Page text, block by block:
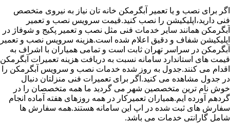
اگر برای نصب و یا تعمیر آبگرمکن خانه تان نیاز به نیروی متخصص
فنی دارید،اپلیکیشن را نصب کنید.قیمت سرویس نصب و تعمیر
آبگرمکن همانند سایر خدمات فنی مثل نصب و تعمیر پکیج و شوفاژ در
اپلیکیشن شفاف و دقیق اعلام شده است.هزینه سرویس نصب و تعمیر
آبگرمکن در سراسر تهران ثابت است و تمامی همیاران با اشراف به
قیمت های استاندارد سامانه نسبت به دریافت هزینه تعمیرات آبگرمکن
اقدام می کنند.جدول به روز شده خدمات نصب و سرویس آبگرمکن را
در جدول مشاهده می کنید.اگر برای تعمیرات فنی منزلتان دنبال
خوش نام ترین متخصصین شهر می گردید ما همه متخصصان را در
گردهم آورده ایم.همیاران تعمیرکار در همه روزهای هفته آماده انجام
سفارش های ثبت شده در اپ این سامانه هستند.همه سفارش ها
شامل گارانتی خدمات می باشد.